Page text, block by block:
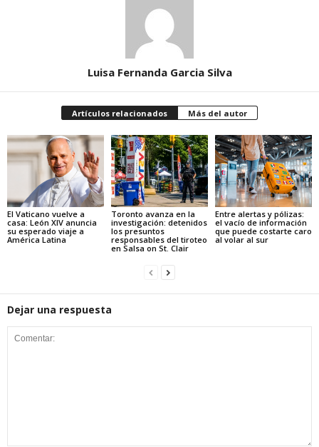
Luisa Fernanda Garcia Silva
Artículos relacionados Más del autor
El Vaticano vuelve a
casa: León XIV anuncia
su esperado viaje a
América Latina
Toronto avanza en la
investigación: detenidos
los presuntos
responsables del tiroteo
en Salsa on St. Clair
Entre alertas y pólizas:
el vacío de información
que puede costarte caro
al volar al sur
Dejar una respuesta